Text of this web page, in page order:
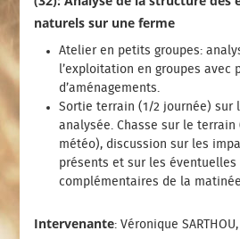
naturels sur une ferme
Atelier en petits groupes:
l’exploitation en groupes avec
d’aménagements.
Sortie terrain (1/2 journée) sur
analysée. Chasse sur le
météo), discussion sur les
présents et sur les éventuelles
complémentaires de la
Intervenante: Véronique